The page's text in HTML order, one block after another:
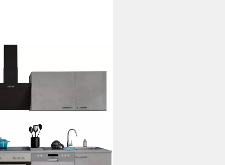
cm, 85 cm Arbeitshöhe, in